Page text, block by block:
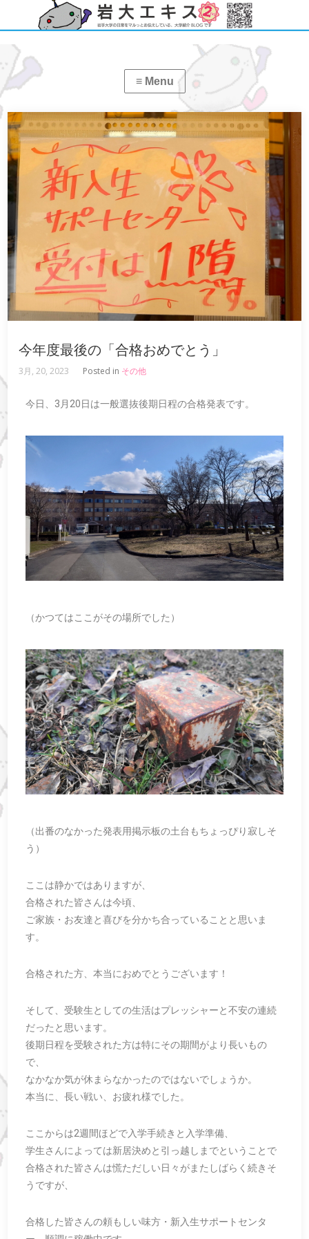
今年度最後の「合格おめでとう」
3月, 20, 2023 Posted in その他
今日、3月20日は一般選抜後期日程の合格発表です。
（かつてはここがその場所でした）
（出番のなかった発表用掲示板の土台もちょっぴり寂しそ
う）
ここは静かではありますが、
合格された皆さんは今頃、
ご家族・お友達と喜びを分かち合っていることと思いま
す。
合格された方、本当におめでとうございます！
そして、受験生としての生活はプレッシャーと不安の連続
だったと思います。
後期日程を受験された方は特にその期間がより長いもの
で、
なかなか気が休まらなかったのではないでしょうか。
本当に、長い戦い、お疲れ様でした。
ここからは2週間ほどで入学手続きと入学準備、
学生さんによっては新居決めと引っ越しまでということで
合格された皆さんは慌ただしい日々がまたしばらく続きそ
うですが、
合格した皆さんの頼もしい味方・新入生サポートセンタ